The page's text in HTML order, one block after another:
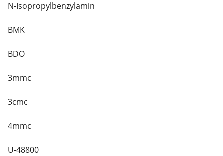
N-Isopropylbenzylamin
BMK
BDO
3mmc
3cmc
4mmc
U-48800